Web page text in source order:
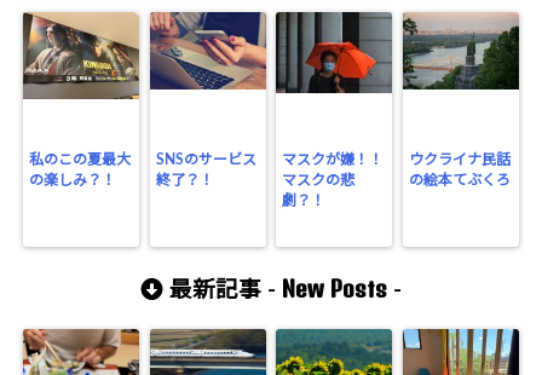
私のこの夏最大
の楽しみ？！
SNSのサービス
終了？！
マスクが嫌！！
マスクの悲
劇？！
ウクライナ民話
の絵本てぶくろ
最新記事 - New Posts -